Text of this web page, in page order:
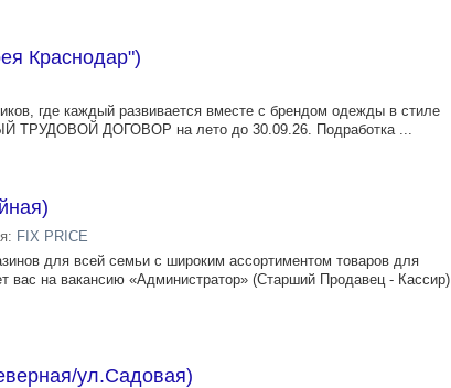
Краснодар")
где каждый развивается вместе с брендом одежды в стиле
ДОГОВОР на лето до 30.09.26. Подработка ...
FIX PRICE
для всей семьи с широким ассортиментом товаров для
вас на вакансию «Администратор» (Старший Продавец - Кассир)
ул.Садовая)